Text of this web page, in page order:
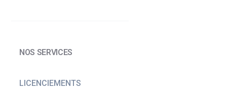
NOS SERVICES
LICENCIEMENTS